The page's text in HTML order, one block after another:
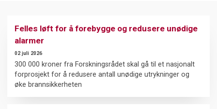
Felles løft for å forebygge og redusere unødige
alarmer
02 juli 2026
300 000 kroner fra Forskningsrådet skal gå til et nasjonalt
forprosjekt for å redusere antall unødige utrykninger og
øke brannsikkerheten